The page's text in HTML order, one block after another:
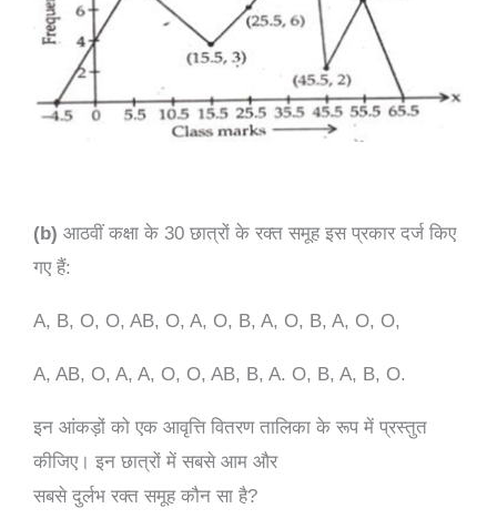
(b) आठवीं कक्षा के 30 छात्रों के रक्त समूह इस प्रकार दर्ज किए
गए हैं:
A, B, O, O, AB, O, A, O, B, A, O, B, A, O, O,
A, AB, O, A, A, O, O, AB, B, A. O, B, A, B, O.
इन आंकड़ों को एक आवृत्ति वितरण तालिका के रूप में प्रस्तुत
कीजिए। इन छात्रों में सबसे आम और
सबसे दुर्लभ रक्त समूह कौन सा है?